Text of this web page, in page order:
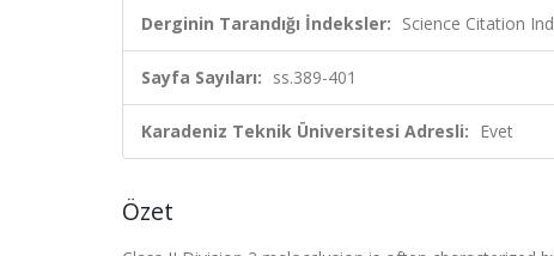
Derginin Tarandığı İndeksler: Science Citation
Sayfa Sayıları: ss.389-401
Karadeniz Teknik Üniversitesi Adresli: Evet
Özet